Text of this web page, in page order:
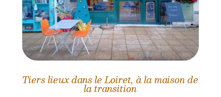
Tiers lieux dans le Loiret, à la maison de
la transition